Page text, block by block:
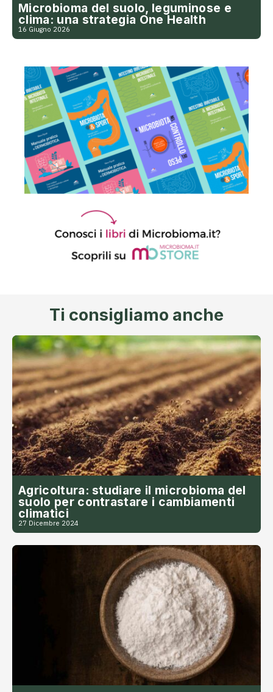
Microbioma del suolo, leguminose e
clima: una strategia One Health
16 Giugno 2026
Ti consigliamo anche
Agricoltura: studiare il microbioma del
suolo per contrastare i cambiamenti
climatici
27 Dicembre 2024